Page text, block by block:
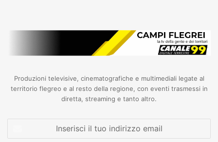
Produzioni televisive, cinematografiche e multimediali legate al
territorio flegreo e al resto della regione, con eventi trasmessi in
diretta, streaming e tanto altro.